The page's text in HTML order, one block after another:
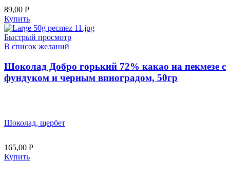
89,00 Р
Купить
Быстрый просмотр
В список желаний
Шоколад Добро горький 72% какао на пекмезе с
фундуком и черным виноградом, 50гр
Шоколад, щербет
165,00 Р
Купить